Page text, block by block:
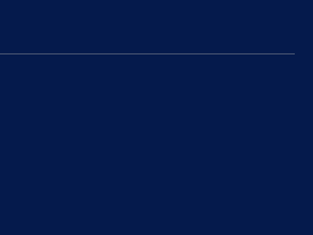
ČR
ČR
účet Celní správy ČR